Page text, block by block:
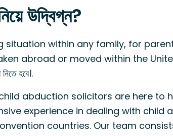
উদ্বিগ্ন?
situation within any family, for
abroad or moved within the
হবে।.
abduction solicitors are here to
experience in dealing with child
countries. Our team